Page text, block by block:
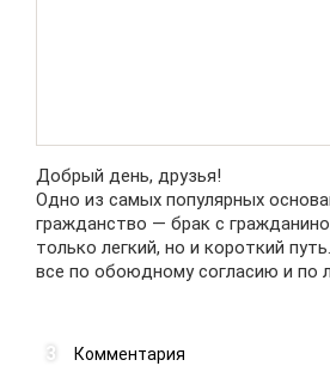
Добрый день, друзья!
Одно из самых популярных
гражданство — брак с
только легкий, но и короткий
все по обоюдному согласию и по
3 Комментария